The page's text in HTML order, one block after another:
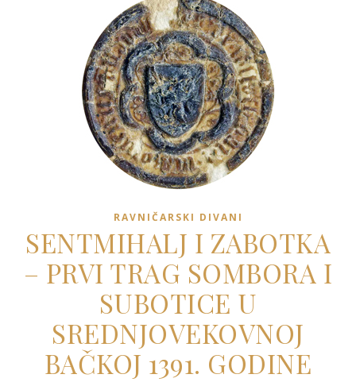
RAVNIČARSKI DIVANI
SENTMIHALJ I ZABOTKA
– PRVI TRAG SOMBORA I
SUBOTICE U
SREDNJOVEKOVNOJ
BAČKOJ 1391. GODINE